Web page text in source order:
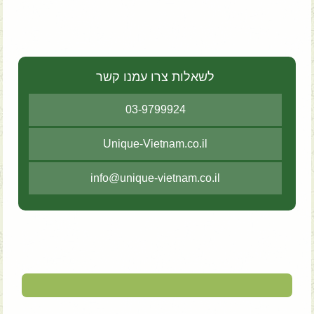
לשאלות צרו עמנו קשר
03-9799924
Unique-Vietnam.co.il
info@unique-vietnam.co.il
לכבוד יוניק ויאטנם ברצוני להביע את תודתי העמוקה על